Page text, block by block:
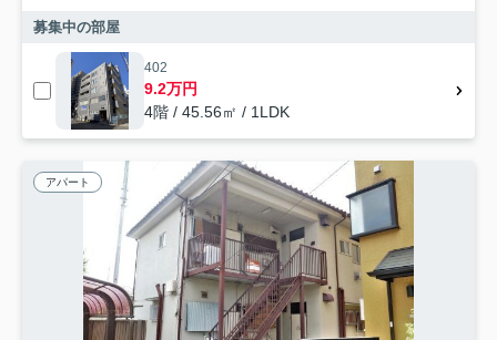
募集中の部屋
402
9.2万円
4階 / 45.56㎡ / 1LDK
アパート